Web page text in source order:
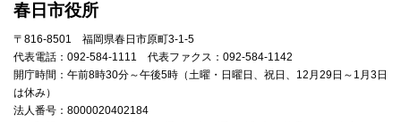
春日市役所
〒816-8501 福岡県春日市原町3-1-5
代表電話：092-584-1111 代表ファクス：092-584-1142
開庁時間：午前8時30分～午後5時（土曜・日曜日、祝日、12月29日～1月3日
は休み）
法人番号：8000020402184